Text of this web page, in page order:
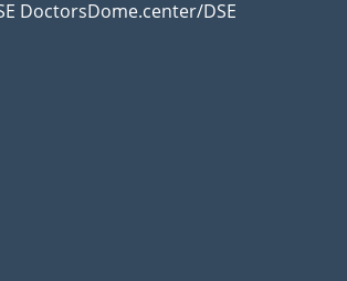
DoctorsDome.center/DSE